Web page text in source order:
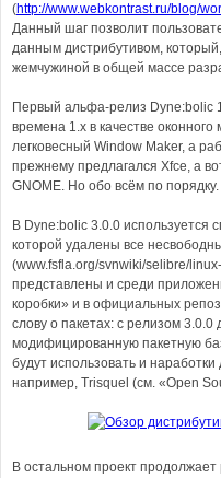
(http://www.webkontrast.ru/blog/
Данный шаг позволит
данным дистрибутивом,
жемчужиной в общей массе
Первый альфа-релиз Dyne:bolic
времена 1.x в качестве
легковесный Window Maker, а
прежнему предлагался Xfce, а
GNOME. Но обо всём по порядку.
В Dyne:bolic 3.0.0 используется
которой удалены все
(www.fsfla.org/svnwiki/selibre/
представлены и среди
коробки» и в официальных
слову о пакетах: с релизом
модифицированную пакетную
будут использовать и
например, Trisquel (см. «Open
В остальном проект